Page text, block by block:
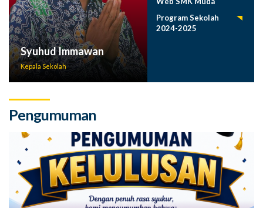
Syuhud Immawan
Kepala Sekolah
Program Sekolah
2024-2025
Pengumuman